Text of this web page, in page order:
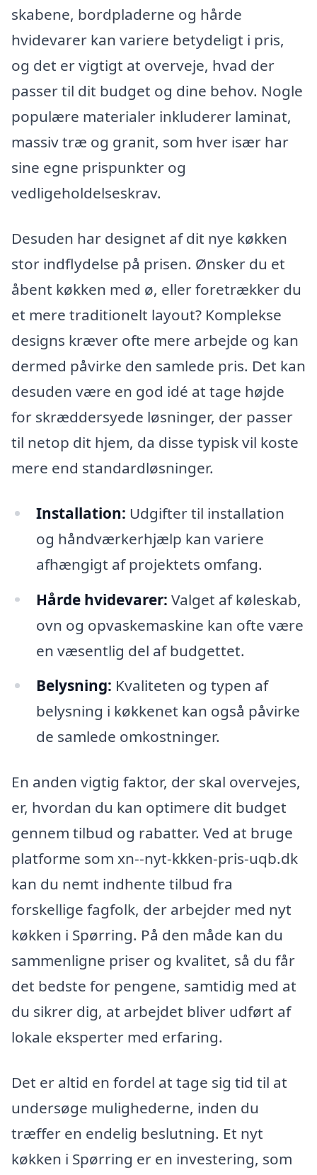
skabene, bordpladerne og hårde
hvidevarer kan variere betydeligt i pris,
og det er vigtigt at overveje, hvad der
passer til dit budget og dine behov. Nogle
populære materialer inkluderer laminat,
massiv træ og granit, som hver især har
sine egne prispunkter og
vedligeholdelseskrav.
Desuden har designet af dit nye køkken
stor indflydelse på prisen. Ønsker du et
åbent køkken med ø, eller foretrækker du
et mere traditionelt layout? Komplekse
designs kræver ofte mere arbejde og kan
dermed påvirke den samlede pris. Det kan
desuden være en god idé at tage højde
for skræddersyede løsninger, der passer
til netop dit hjem, da disse typisk vil koste
mere end standardløsninger.
Installation: Udgifter til installation
og håndværkerhjælp kan variere
afhængigt af projektets omfang.
Hårde hvidevarer: Valget af køleskab,
ovn og opvaskemaskine kan ofte være
en væsentlig del af budgettet.
Belysning: Kvaliteten og typen af
belysning i køkkenet kan også påvirke
de samlede omkostninger.
En anden vigtig faktor, der skal overvejes,
er, hvordan du kan optimere dit budget
gennem tilbud og rabatter. Ved at bruge
platforme som xn--nyt-kkken-pris-uqb.dk
kan du nemt indhente tilbud fra
forskellige fagfolk, der arbejder med nyt
køkken i Spørring. På den måde kan du
sammenligne priser og kvalitet, så du får
det bedste for pengene, samtidig med at
du sikrer dig, at arbejdet bliver udført af
lokale eksperter med erfaring.
Det er altid en fordel at tage sig tid til at
undersøge mulighederne, inden du
træffer en endelig beslutning. Et nyt
køkken i Spørring er en investering, som